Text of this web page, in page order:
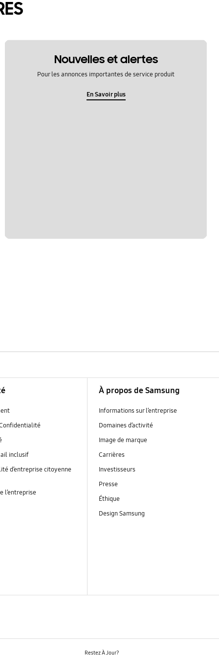
Nouvelles et alertes
Pour les annonces importantes de service produit
En Savoir plus
inclusif
d’entreprise citoyenne
l’entreprise
À propos de Samsung
Informations sur l’entreprise
Domaines d’activité
Image de marque
Carrières
Investisseurs
Presse
Éthique
Design Samsung
Restez À Jour?